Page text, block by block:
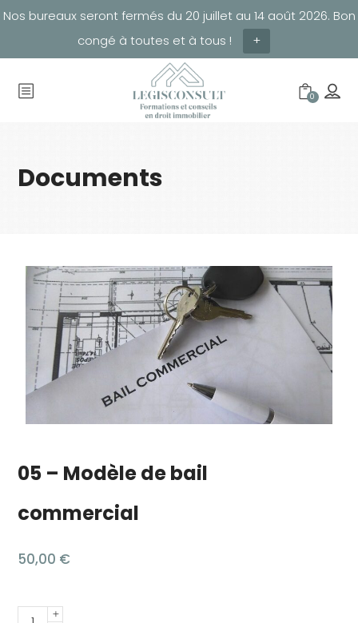
Nos bureaux seront fermés du 20 juillet au 14 août 2026. Bon
congé à toutes et à tous !
+
0
Documents
05 – Modèle de bail
commercial
50,00 €
Quantité